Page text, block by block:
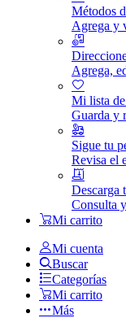
Métodos
Agrega y
Agrega,
Mi lista
Guarda y
Sigue tu
Revisa el
Descarga
Consulta
Mi carrito
Mi cuenta
Buscar
Categorías
Mi carrito
Más